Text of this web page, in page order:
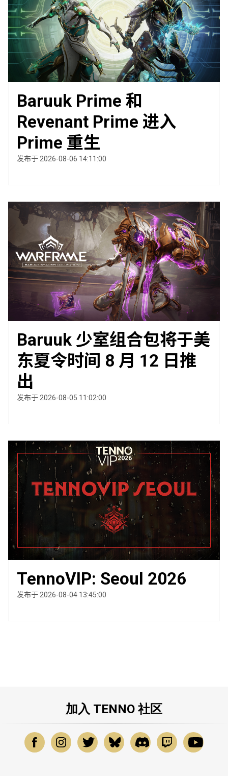
Baruuk Prime 和
Revenant Prime 进入
Prime 重生
发布于 2026-08-06 14:11:00
Baruuk 少室组合包将于美
东夏令时间 8 月 12 日推
出
发布于 2026-08-05 11:02:00
TennoVIP: Seoul 2026
发布于 2026-08-04 13:45:00
加入 TENNO 社区